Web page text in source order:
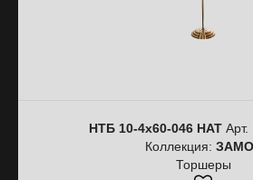
НТБ 10-4х60-046 HAT Арт.
Коллекция:
Торшеры